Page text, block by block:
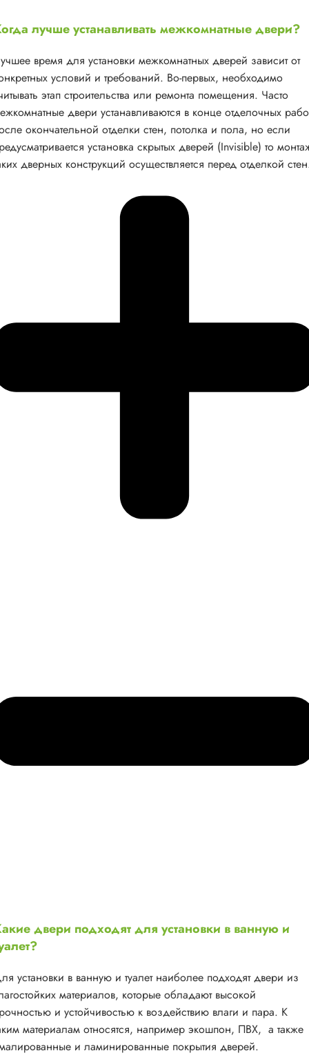
лучше устанавливать межкомнатные двери?
время для установки межкомнатных дверей зависит от
условий и требований. Во-первых, необходимо
этап строительства или ремонта помещения. Часто
двери устанавливаются в конце отделочных
окончательной отделки стен, потолка и пола, но если
установка скрытых дверей (Invisible) то
дверных конструкций осуществляется перед отделкой
двери подходят для установки в ванную и
установки в ванную и туалет наиболее подходят двери из
материалов, которые обладают высокой
и устойчивостью к воздействию влаги и пара. К
материалам относятся, например экошпон, ПВХ, а также
и ламинированные покрытия дверей.